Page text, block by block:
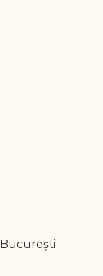
București